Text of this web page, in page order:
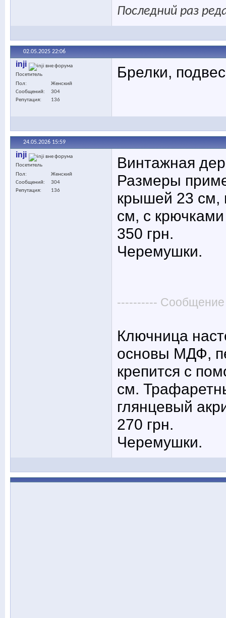
Последний раз
02.05.2025 22:06
inji
Посетитель
Пол
Женский
Сообщений
304
Репутация
136
Брелки,
24.05.2026 15:59
inji
Посетитель
Пол
Женский
Сообщений
304
Репутация
136
Винтажная
Размеры
крышей 23 см,
см, с
350 грн.
Черемушки.
---------- Сообщение
Ключница
основы МДФ,
крепится с
см.
глянцевый
270 грн.
Черемушки.